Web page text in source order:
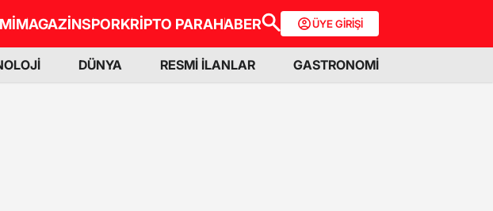
MAGAZİNSPORKRİPTO PARAHABER ÜYE GİRİŞİ
DÜNYA RESMİ İLANLAR GASTRONOMİ